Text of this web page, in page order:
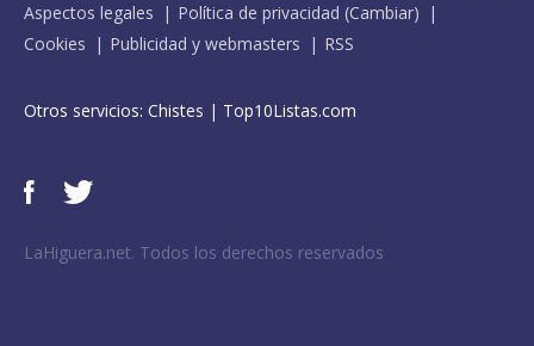
Aspectos legales
Política de privacidad (Cambiar)
Cookies
Publicidad y webmasters RSS
Otros servicios: Chistes | Top10Listas.com
LaHiguera.net. Todos los derechos reservados